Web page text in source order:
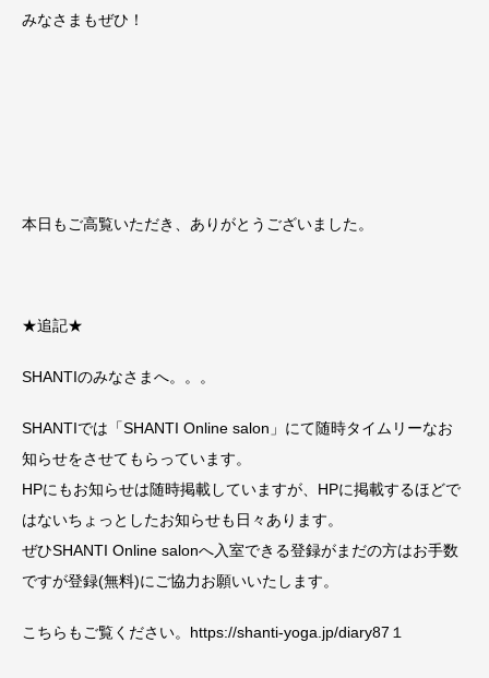
みなさまもぜひ！
本日もご高覧いただき、ありがとうございました。
★追記★
SHANTIのみなさまへ。。。
SHANTIでは「SHANTI Online salon」にて随時タイムリーなお
知らせをさせてもらっています。
HPにもお知らせは随時掲載していますが、HPに掲載するほどで
はないちょっとしたお知らせも日々あります。
ぜひSHANTI Online salonへ入室できる登録がまだの方はお手数
ですが登録(無料)にご協力お願いいたします。
こちらもご覧ください。https://shanti-yoga.jp/diary87１